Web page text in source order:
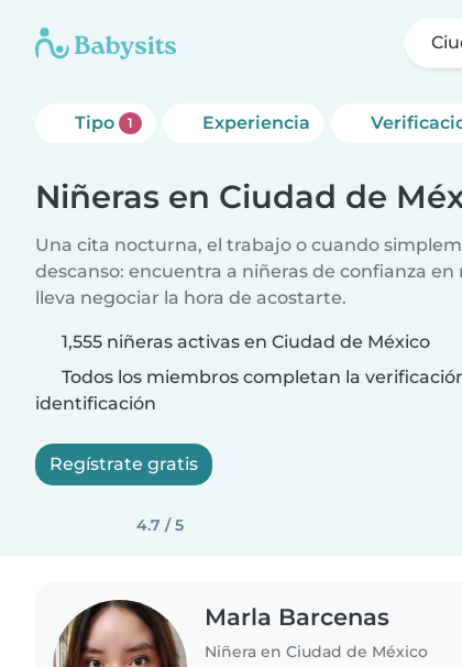
Tipo 1 Experiencia
Niñeras en Ciudad de
Una cita nocturna, el trabajo o cuando
descanso: encuentra a niñeras de confianza
lleva negociar la hora de acostarte.
1,555 niñeras activas en Ciudad de México
Todos los miembros completan la
identificación
Regístrate gratis
4.7 / 5
Marla Barcenas
Niñera en Ciudad de México